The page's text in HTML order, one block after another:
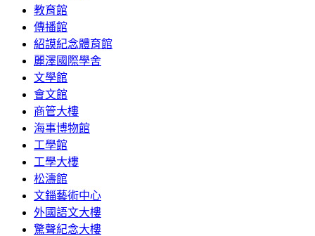
教育館
傳播館
紹謨紀念體育館
麗澤國際學舍
文學館
會文館
商管大樓
海事博物館
工學館
工學大樓
松濤館
文錙藝術中心
外國語文大樓
驚聲紀念大樓